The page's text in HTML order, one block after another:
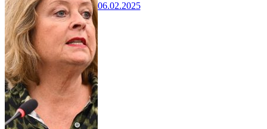
06.02.2025